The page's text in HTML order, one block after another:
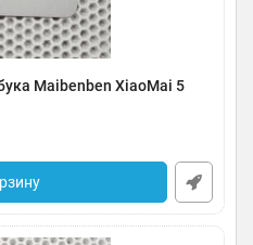
Maibenben XiaoMai 5